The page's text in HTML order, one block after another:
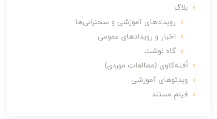
بلاگ
رویدادهای آموزشی و سخنرانی‌ها
اخبار و رویدادهای عمومی
گاه نوشت
اُفته‌کاوی (مطالعات موردی)
ویدئوهای آموزشی
فیلمِ مستند